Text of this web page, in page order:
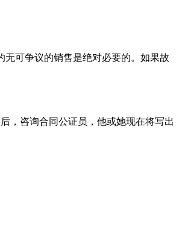
可争议的销售是绝对必要的。如果故
，咨询合同公证员，他或她现在将写出